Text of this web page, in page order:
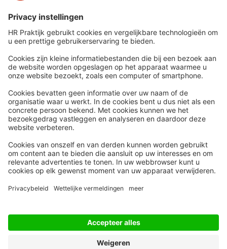
Snel naar
Nieuws
Whitepapers
Webinars
Word lid
Contact
Meer
HR Academy
HR Podcast
CHRO
HR Day
Volg Ons
Alle rechten voorbehouden
Privacyinstellingen
Algemene Voorwaarden